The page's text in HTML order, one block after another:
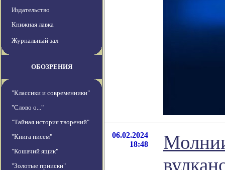
Издательство
Книжная лавка
Журнальный зал
ОБОЗРЕНИЯ
"Классики и современники"
"Слово о..."
"Тайная история творений"
"Книга писем"
"Кошачий ящик"
"Золотые прииски"
06.02.2024
18:48